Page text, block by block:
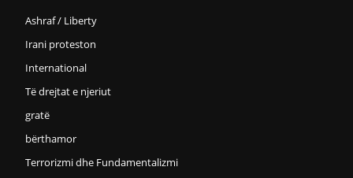
Ashraf / Liberty
Irani proteston
International
Të drejtat e njeriut
gratë
bërthamor
Terrorizmi dhe Fundamentalizmi